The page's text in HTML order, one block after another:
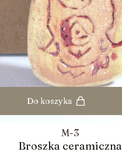
Do koszyka
M-3
Broszka ceramiczna